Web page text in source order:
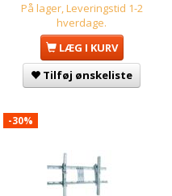
På lager, Leveringstid 1-2
hverdage.
LÆG I KURV
Tilføj ønskeliste
-30%